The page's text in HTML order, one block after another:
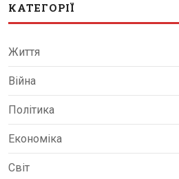
КАТЕГОРІЇ
Життя
Війна
Політика
Економіка
Світ